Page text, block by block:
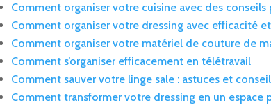
Comment organiser votre cuisine avec des
Comment organiser votre dressing avec efficacité
Comment organiser votre matériel de couture de
Comment s’organiser efficacement en télétravail
Comment sauver votre linge sale : astuces et
Comment transformer votre dressing en un espace